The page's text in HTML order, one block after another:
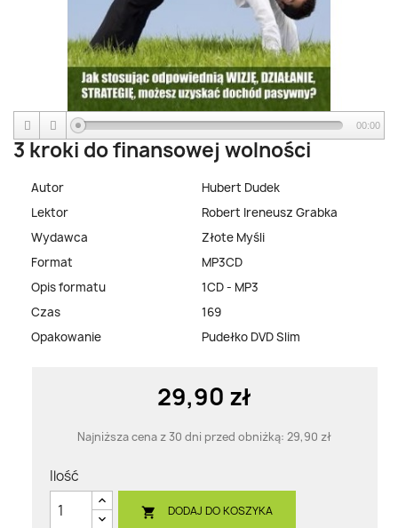
00:00
3 kroki do finansowej wolności
Autor
Hubert Dudek
Lektor
Robert Ireneusz Grabka
Wydawca
Złote Myśli
Format
MP3CD
Opis formatu
1CD - MP3
Czas
169
Opakowanie
Pudełko DVD Slim
29,90 zł
Najniższa cena z 30 dni przed obniżką:29,90 zł
Ilość
 DODAJ DO KOSZYKA